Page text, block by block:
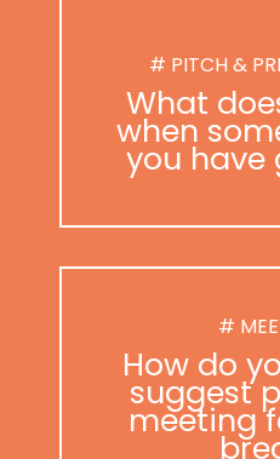
# PITCH &
What
when
you have
#
How do
suggest
meeting